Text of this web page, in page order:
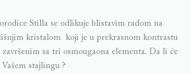
Stilla se odlikuje blistavim radom na
kristalom koji je u prekrasnom kontrastu
sa tri osmougaona elementa. Da li će
stajlingu ?